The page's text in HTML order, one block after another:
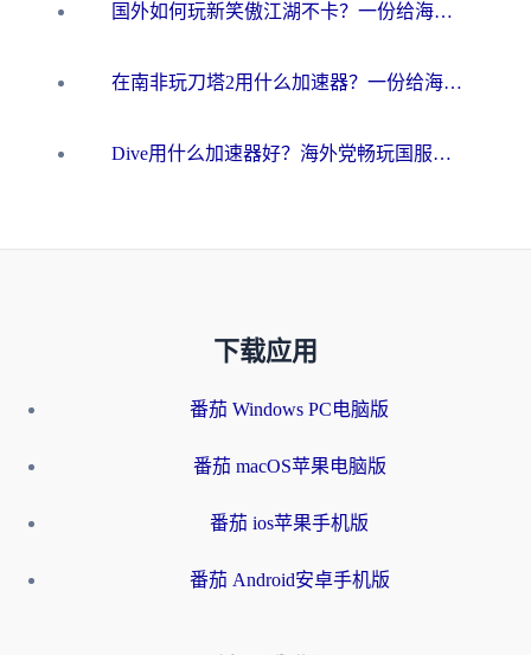
国外如何玩新笑傲江湖不卡？一份给海外游子的终极网络指南
在南非玩刀塔2用什么加速器？一份给海外游子的终极生存指南
Dive用什么加速器好？海外党畅玩国服游戏的终极避坑指南
下载应用
番茄 Windows PC电脑版
番茄 macOS苹果电脑版
番茄 ios苹果手机版
番茄 Android安卓手机版